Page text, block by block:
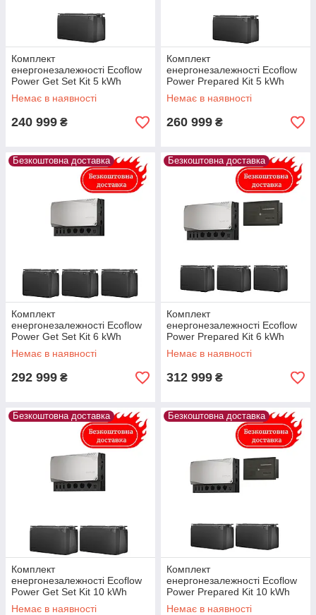
Комплект
енергонезалежності Ecoflow
Power Get Set Kit 5 kWh
Немає в наявності
240 999 ₴
Комплект
енергонезалежності Ecoflow
Power Prepared Kit 5 kWh
Немає в наявності
260 999 ₴
Безкоштовна доставка
Комплект
енергонезалежності Ecoflow
Power Get Set Kit 6 kWh
Немає в наявності
292 999 ₴
Безкоштовна доставка
Комплект
енергонезалежності Ecoflow
Power Prepared Kit 6 kWh
Немає в наявності
312 999 ₴
Безкоштовна доставка
Комплект
енергонезалежності Ecoflow
Power Get Set Kit 10 kWh
Немає в наявності
Безкоштовна доставка
Комплект
енергонезалежності Ecoflow
Power Prepared Kit 10 kWh
Немає в наявності